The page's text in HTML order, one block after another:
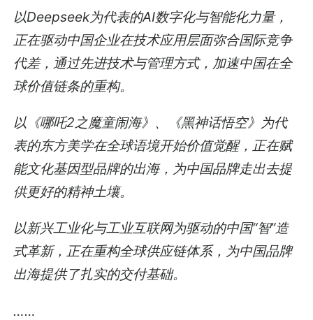
以Deepseek为代表的AI数字化与智能化力量，
正在驱动中国企业在技术应用层面弥合国际竞争
代差，通过先进技术与管理方式，加速中国在全
球价值链条的重构。
以《哪吒2之魔童闹海》、《黑神话悟空》为代
表的东方美学在全球语境开始价值觉醒，正在赋
能文化基因型品牌的出海，为中国品牌走出去提
供更好的精神土壤。
以新兴工业化与工业互联网为驱动的中国“智”造
式革新，正在重构全球供应链体系，为中国品牌
出海提供了扎实的交付基础。
……